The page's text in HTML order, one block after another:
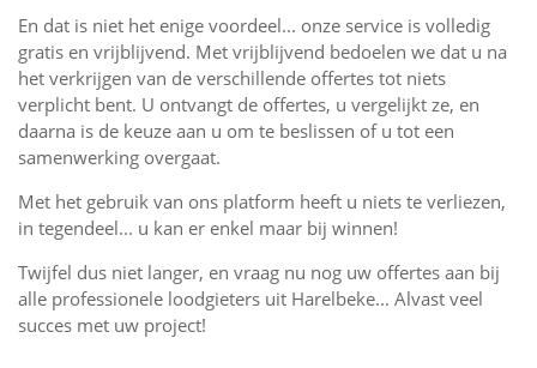
En dat is niet het enige voordeel... onze service is volledig
gratis en vrijblijvend. Met vrijblijvend bedoelen we dat u na
het verkrijgen van de verschillende offertes tot niets
verplicht bent. U ontvangt de offertes, u vergelijkt ze, en
daarna is de keuze aan u om te beslissen of u tot een
samenwerking overgaat.
Met het gebruik van ons platform heeft u niets te verliezen,
in tegendeel... u kan er enkel maar bij winnen!
Twijfel dus niet langer, en vraag nu nog uw offertes aan bij
alle professionele loodgieters uit Harelbeke... Alvast veel
succes met uw project!